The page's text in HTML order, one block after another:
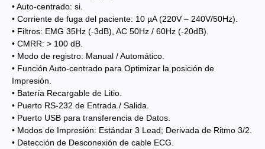
• Auto-centrado: si.
• Corriente de fuga del paciente: 10 µA (220V – 240V/50Hz).
• Filtros: EMG 35Hz (-3dB), AC 50Hz / 60Hz (-20dB).
• CMRR: > 100 dB.
• Modo de registro: Manual / Automático.
• Función Auto-centrado para Optimizar la posición de
Impresión.
• Batería Recargable de Litio.
• Puerto RS-232 de Entrada / Salida.
• Puerto USB para transferencia de Datos.
• Modos de Impresión: Estándar 3 Lead; Derivada de Ritmo 3/2.
• Detección de Desconexión de cable ECG.